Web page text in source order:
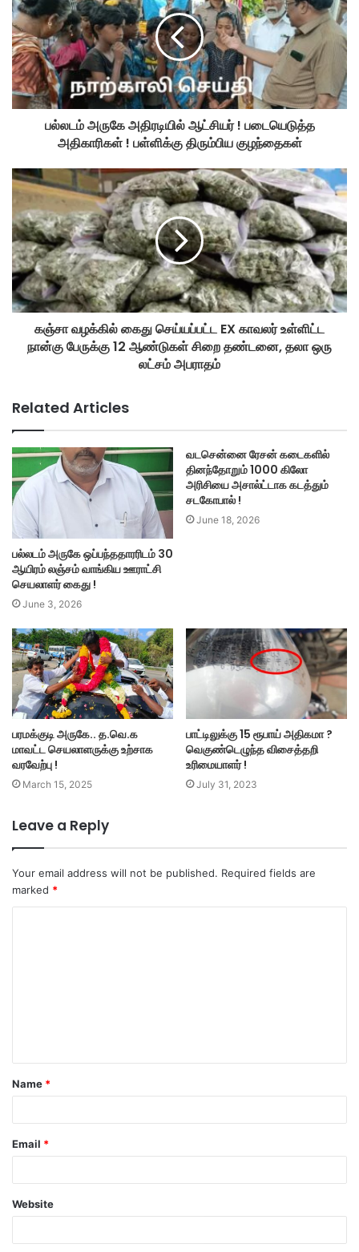
பல்லடம் அருகே அதிரடியில் ஆட்சியர் ! படையெடுத்த
அதிகாரிகள் ! பள்ளிக்கு திரும்பிய குழந்தைகள்
கஞ்சா வழக்கில் கைது செய்யப்பட்ட EX காவலர் உள்ளிட்ட
நான்கு பேருக்கு 12 ஆண்டுகள் சிறை தண்டனை, தலா ஒரு
லட்சம் அபராதம்
Related Articles
பல்லடம் அருகே ஒப்பந்ததாரரிடம் 30
ஆயிரம் லஞ்சம் வாங்கிய ஊராட்சி
செயலாளர் கைது !
June 3, 2026
வடசென்னை ரேசன் கடைகளில்
தினந்தோறும் 1000 கிலோ
அரிசியை அசால்ட்டாக கடத்தும்
சடகோபால் !
June 18, 2026
பரமக்குடி அருகே.. த.வெ.க
மாவட்ட செயலாளருக்கு உற்சாக
வரவேற்பு !
March 15, 2025
பாட்டிலுக்கு 15 ரூபாய் அதிகமா ?
வெகுண்டெழுந்த விசைத்தறி
உரிமையாளர் !
July 31, 2023
Leave a Reply
Your email address will not be published. Required fields are
marked *
t
*
Name *
Email *
Website